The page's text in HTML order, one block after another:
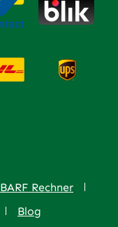
BARF Rechner
Blog